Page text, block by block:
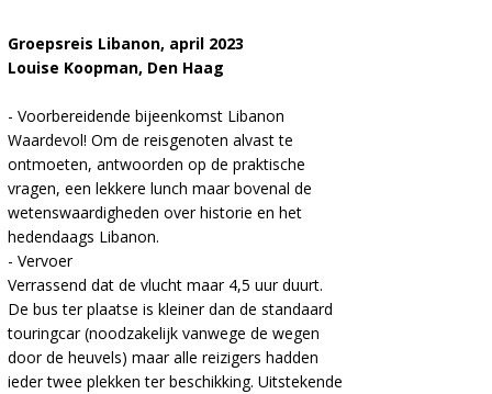
Groepsreis Libanon, april 2023
Louise Koopman, Den Haag
- Voorbereidende bijeenkomst Libanon
Waardevol! Om de reisgenoten alvast te
ontmoeten, antwoorden op de praktische
vragen, een lekkere lunch maar bovenal de
wetenswaardigheden over historie en het
hedendaags Libanon.
- Vervoer
Verrassend dat de vlucht maar 4,5 uur duurt.
De bus ter plaatse is kleiner dan de standaard
touringcar (noodzakelijk vanwege de wegen
door de heuvels) maar alle reizigers hadden
ieder twee plekken ter beschikking. Uitstekende